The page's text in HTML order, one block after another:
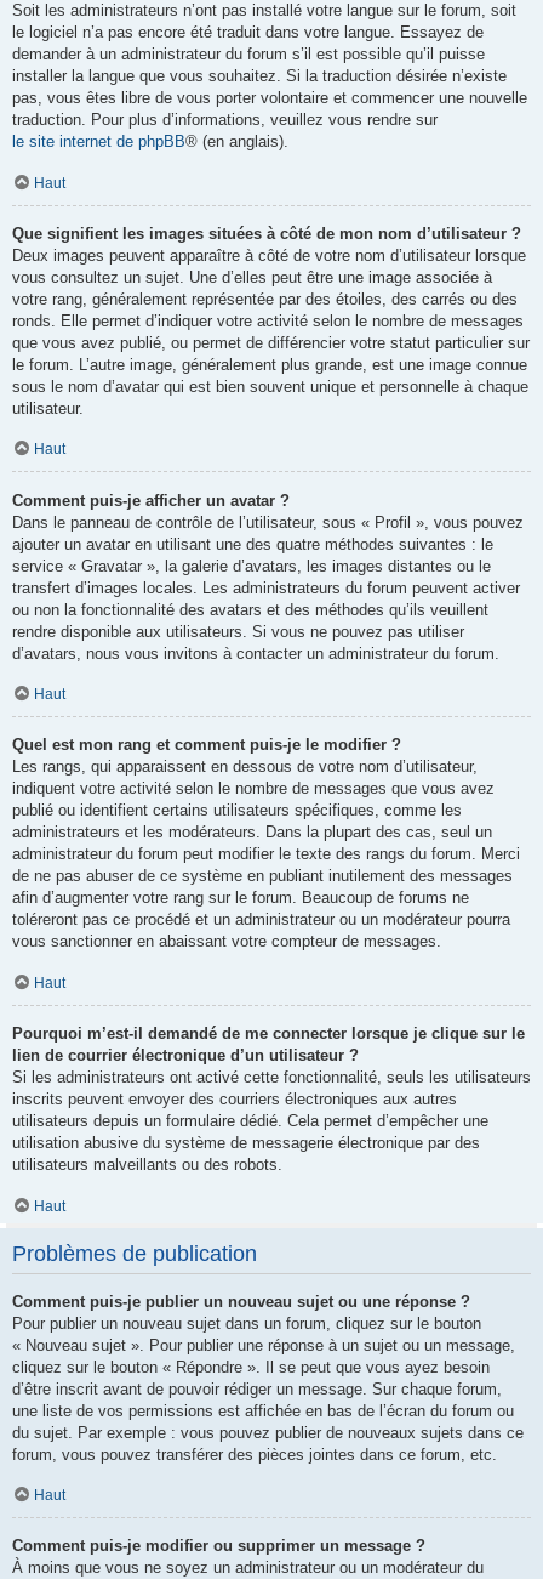
Soit les administrateurs n’ont pas installé votre langue sur le forum, soit
le logiciel n’a pas encore été traduit dans votre langue. Essayez de
demander à un administrateur du forum s’il est possible qu’il puisse
installer la langue que vous souhaitez. Si la traduction désirée n’existe
pas, vous êtes libre de vous porter volontaire et commencer une nouvelle
traduction. Pour plus d’informations, veuillez vous rendre sur
le site internet de phpBB® (en anglais).
Haut
Que signifient les images situées à côté de mon nom d’utilisateur ?
Deux images peuvent apparaître à côté de votre nom d’utilisateur lorsque
vous consultez un sujet. Une d’elles peut être une image associée à
votre rang, généralement représentée par des étoiles, des carrés ou des
ronds. Elle permet d’indiquer votre activité selon le nombre de messages
que vous avez publié, ou permet de différencier votre statut particulier sur
le forum. L’autre image, généralement plus grande, est une image connue
sous le nom d’avatar qui est bien souvent unique et personnelle à chaque
utilisateur.
Haut
Comment puis-je afficher un avatar ?
Dans le panneau de contrôle de l’utilisateur, sous « Profil », vous pouvez
ajouter un avatar en utilisant une des quatre méthodes suivantes : le
service « Gravatar », la galerie d’avatars, les images distantes ou le
transfert d’images locales. Les administrateurs du forum peuvent activer
ou non la fonctionnalité des avatars et des méthodes qu’ils veuillent
rendre disponible aux utilisateurs. Si vous ne pouvez pas utiliser
d’avatars, nous vous invitons à contacter un administrateur du forum.
Haut
Quel est mon rang et comment puis-je le modifier ?
Les rangs, qui apparaissent en dessous de votre nom d’utilisateur,
indiquent votre activité selon le nombre de messages que vous avez
publié ou identifient certains utilisateurs spécifiques, comme les
administrateurs et les modérateurs. Dans la plupart des cas, seul un
administrateur du forum peut modifier le texte des rangs du forum. Merci
de ne pas abuser de ce système en publiant inutilement des messages
afin d’augmenter votre rang sur le forum. Beaucoup de forums ne
toléreront pas ce procédé et un administrateur ou un modérateur pourra
vous sanctionner en abaissant votre compteur de messages.
Haut
Pourquoi m’est-il demandé de me connecter lorsque je clique sur le
lien de courrier électronique d’un utilisateur ?
Si les administrateurs ont activé cette fonctionnalité, seuls les utilisateurs
inscrits peuvent envoyer des courriers électroniques aux autres
utilisateurs depuis un formulaire dédié. Cela permet d’empêcher une
utilisation abusive du système de messagerie électronique par des
utilisateurs malveillants ou des robots.
Haut
Problèmes de publication
Comment puis-je publier un nouveau sujet ou une réponse ?
Pour publier un nouveau sujet dans un forum, cliquez sur le bouton
« Nouveau sujet ». Pour publier une réponse à un sujet ou un message,
cliquez sur le bouton « Répondre ». Il se peut que vous ayez besoin
d’être inscrit avant de pouvoir rédiger un message. Sur chaque forum,
une liste de vos permissions est affichée en bas de l’écran du forum ou
du sujet. Par exemple : vous pouvez publier de nouveaux sujets dans ce
forum, vous pouvez transférer des pièces jointes dans ce forum, etc.
Haut
Comment puis-je modifier ou supprimer un message ?
À moins que vous ne soyez un administrateur ou un modérateur du